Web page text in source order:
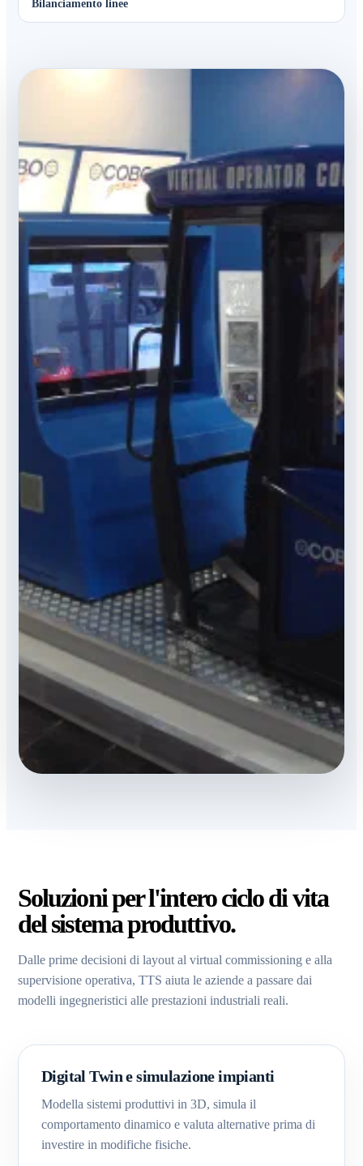
Bilanciamento linee
Soluzioni per l'intero ciclo di vita
del sistema produttivo.
Dalle prime decisioni di layout al virtual commissioning e alla
supervisione operativa, TTS aiuta le aziende a passare dai
modelli ingegneristici alle prestazioni industriali reali.
Digital Twin e simulazione impianti
Modella sistemi produttivi in 3D, simula il
comportamento dinamico e valuta alternative prima di
investire in modifiche fisiche.